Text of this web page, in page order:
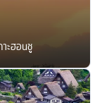
ะฮอนชู